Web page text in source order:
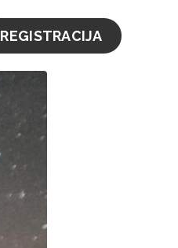
REGISTRACIJA